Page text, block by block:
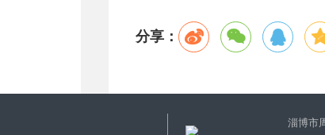
分享：
淄博市